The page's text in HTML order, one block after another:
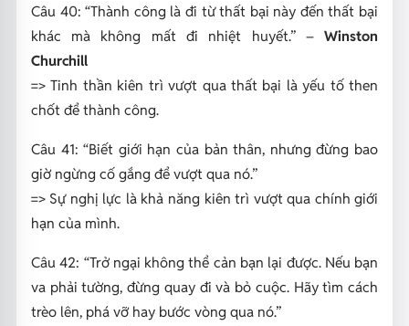
Câu 40:“Thành công là đi từ thất bại này đến thất bại
khác mà không mất đi nhiệt huyết.”–Winston
Churchill
=> Tinh thần kiên trì vượt qua thất bại là yếu tố then
chốt để thành công.
Câu 41:“Biết giới hạn của bản thân, nhưng đừng bao
giờ ngừng cố gắng để vượt qua nó.”
=> Sự nghị lực là khả năng kiên trì vượt qua chính giới
hạn của mình.
Câu 42: “Trở ngại không thể cản bạn lại được. Nếu bạn
va phải tường, đừng quay đi và bỏ cuộc. Hãy tìm cách
trèo lên, phá vỡ hay bước vòng qua nó.”